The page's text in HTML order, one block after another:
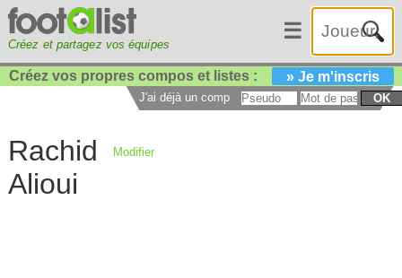
Créez et partagez vos équipes
☰
Créez vos propres compos et listes : » Je m'inscris
J'ai déjà un compte : OK
Rachid
Alioui
Modifier